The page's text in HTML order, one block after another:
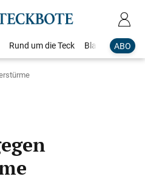
ABO
Rund um die Teck Blaulicht